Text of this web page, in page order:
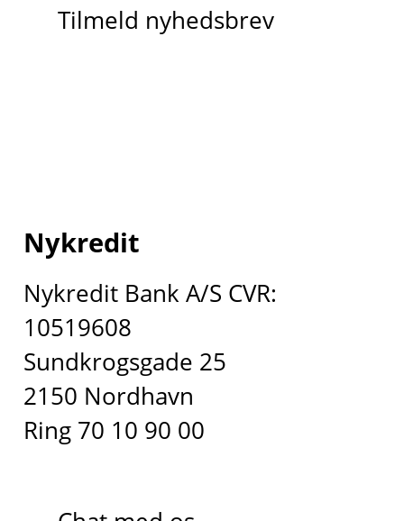
Tilmeld nyhedsbrev
Nykredit
Nykredit Bank A/S CVR:
10519608
Sundkrogsgade 25
2150 Nordhavn
Ring 70 10 90 00